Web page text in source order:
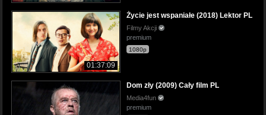
01:37:09
Życie jest wspaniałe (2018) Lektor PL
Filmy Akcji
premium
1080p
Dom zły (2009) Cały film PL
Media4fun
premium